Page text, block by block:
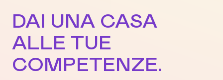
DAI UNA CASA
ALLE TUE
COMPETENZE.